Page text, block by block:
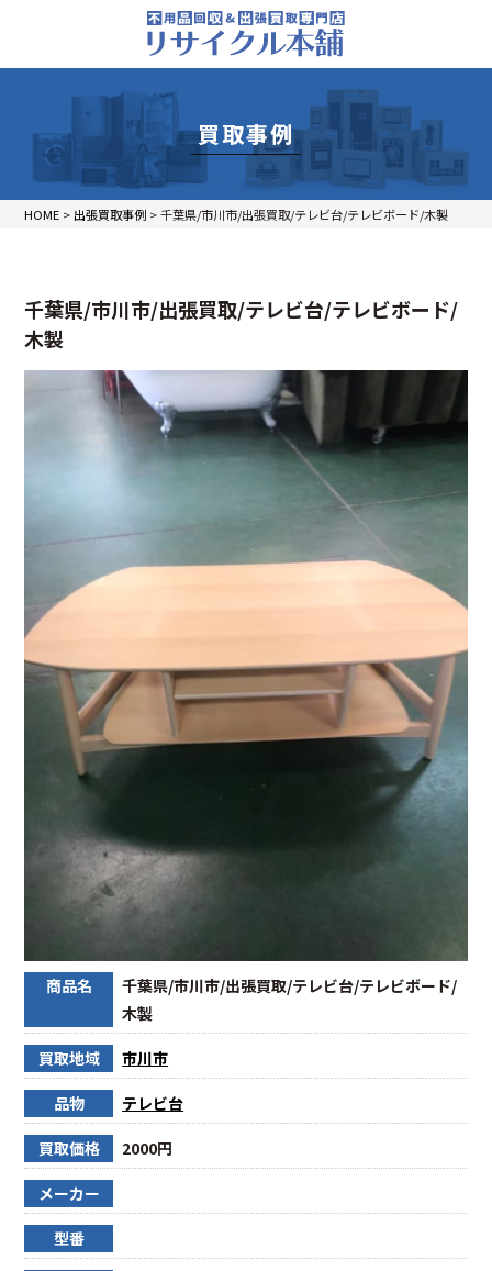
買取事例
HOME > 出張買取事例 >千葉県/市川市/出張買取/テレビ台/テレビボード/木製
千葉県/市川市/出張買取/テレビ台/テレビボード/
木製
商品名
千葉県/市川市/出張買取/テレビ台/テレビボード/
木製
買取地域 市川市
品物 テレビ台
買取価格 2000円
メーカー
型番